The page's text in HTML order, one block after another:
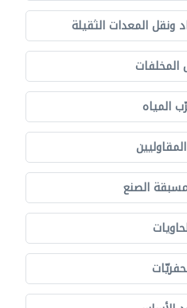
ونقل المعدات الثقيلة
المخلفات
المياه
مسبقة الصنع